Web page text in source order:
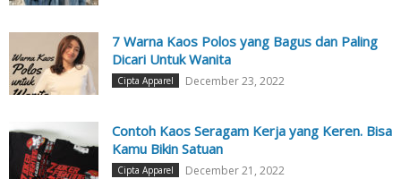
7 Warna Kaos Polos yang Bagus dan Paling
Dicari Untuk Wanita
Cipta Apparel December 23, 2022
Contoh Kaos Seragam Kerja yang Keren. Bisa
Kamu Bikin Satuan
Cipta Apparel December 21, 2022